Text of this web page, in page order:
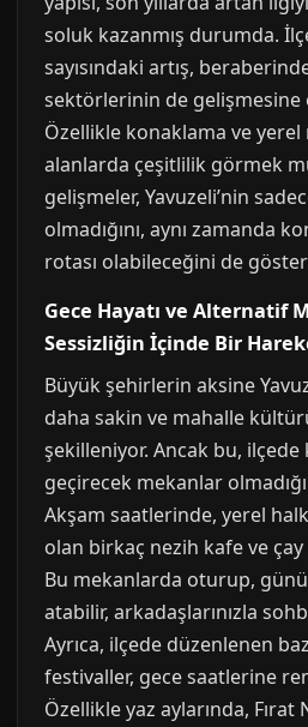
soluk kazanmış durumda.
sayısındaki artış,
sektörlerinin de gelişmesine
Özellikle konaklama ve
alanlarda çeşitlilik görmek
gelişmeler, Yavuzeli’nin
olmadığını, aynı zamanda
rotası olabileceğini de
Gece Hayatı ve Alternatif
Sessizliğin İçinde Bir
Büyük şehirlerin aksine
daha sakin ve mahalle
şekilleniyor. Ancak bu,
geçirecek mekanlar
Akşam saatlerinde, yerel
olan birkaç nezih kafe ve çay
Bu mekanlarda oturup,
atabilir, arkadaşlarınızla
Ayrıca, ilçede düzenlenen
festivaller, gece saatlerine
Özellikle yaz aylarında, Fırat